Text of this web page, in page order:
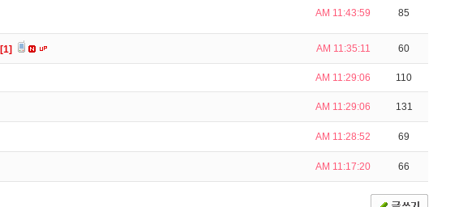
AM 11:43:59 85
[1] AM 11:35:11 60
AM 11:29:06 110
AM 11:29:06 131
AM 11:28:52 69
AM 11:17:20 66